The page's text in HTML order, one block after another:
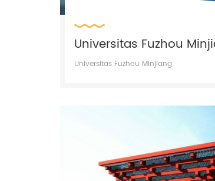
Universitas Fuzhou
Universitas Fuzhou Minjiang